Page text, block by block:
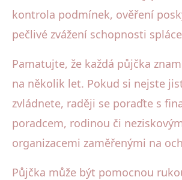
kontrola podmínek, ověření
pečlivé zvážení schopnosti
Pamatujte, že každá půjčka
na několik let. Pokud si nejste
zvládnete, raději se poraďte s
poradcem, rodinou či
organizacemi zaměřenými na
Půjčka může být pomocnou